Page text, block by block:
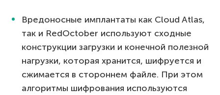
Вредоносные имплантаты как Cloud Atlas,
так и RedOctober используют сходные
конструкции загрузки и конечной полезной
нагрузки, которая хранится, шифруется и
сжимается в стороннем файле. При этом
алгоритмы шифрования используются